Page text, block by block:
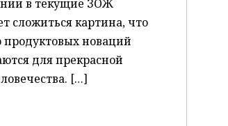
в текущие ЗОЖ
сложиться картина, что
продуктовых новаций
для прекрасной
[…]